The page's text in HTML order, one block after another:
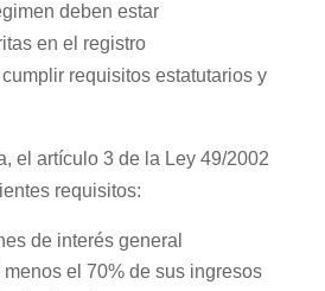
deben estar
en el registro
requisitos estatutarios y
el artículo 3 de la Ley 49/2002
requisitos:
de interés general
el 70% de sus ingresos